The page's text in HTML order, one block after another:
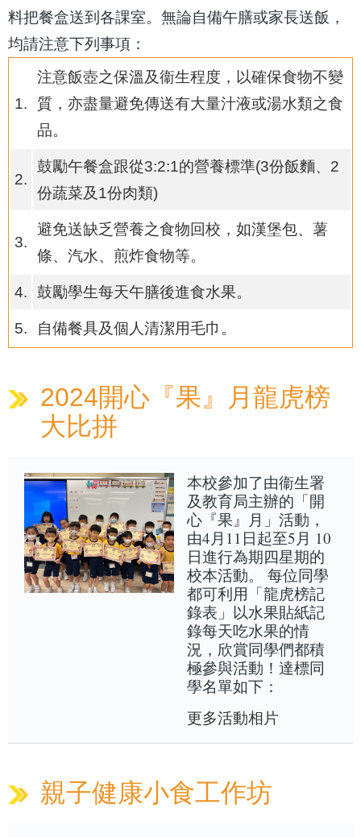
料把餐盒送到各課室。無論自備午膳或家長送飯，
均請注意下列事項：
1.
注意飯壺之保溫及衞生程度，以確保食物不變
質，亦盡量避免傳送有大量汁液或湯水類之食
品。
2.
鼓勵午餐盒跟從3:2:1的營養標準(3份飯麵、2
份蔬菜及1份肉類)
3.
避免送缺乏營養之食物回校，如漢堡包、薯
條、汽水、煎炸食物等。
4. 鼓勵學生每天午膳後進食水果。
5. 自備餐具及個人清潔用毛巾。
2024開心『果』月龍虎榜
大比拼
本校參加了由衞生署
及教育局主辦的「開
心『果』月」活動，
由4月11日起至5月 10
日進行為期四星期的
校本活動。 每位同學
都可利用「龍虎榜記
錄表」以水果貼紙記
錄每天吃水果的情
況，欣賞同學們都積
極參與活動！達標同
學名單如下：
更多活動相片
親子健康小食工作坊